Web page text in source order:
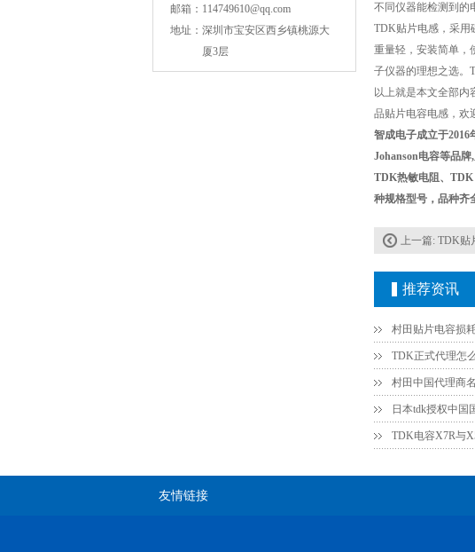
邮箱： 114749610@qq.com
地址： 深圳市宝安区西乡镇桃源大
厦3层
不同仪器能检测到的
TDK贴片电感，采用
重量轻，安装简单，
子仪器的理想之选。
以上就是本文全部
品贴片电容电感，欢
智成电子成立于
Johanson电容等品
TDK热敏电阻、TDK
种规格型号，品种齐
上一篇: TDK贴
推荐资讯
村田中国代理商
日本tdk授权中国
TDK电容X7R与
友情链接